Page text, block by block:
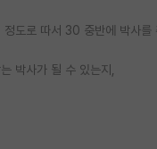
도로 따서 30 중반에 박사를
박사가 될 수 있는지,